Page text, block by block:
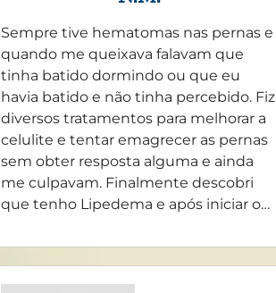
Sempre tive hematomas nas pernas e
quando me queixava falavam que
tinha batido dormindo ou que eu
havia batido e não tinha percebido. Fiz
diversos tratamentos para melhorar a
celulite e tentar emagrecer as pernas
sem obter resposta alguma e ainda
me culpavam. Finalmente descobri
que tenho Lipedema e após iniciar o…